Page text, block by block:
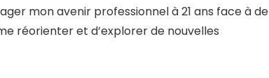
mon avenir professionnel à 21 ans face à de
réorienter et d’explorer de nouvelles